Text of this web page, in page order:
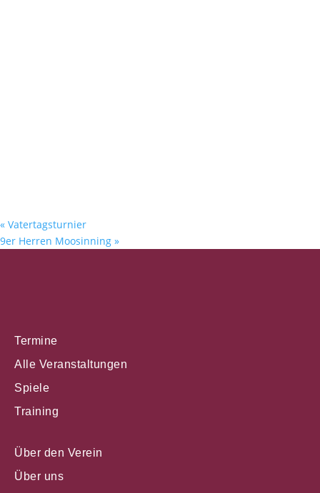
« Vatertagsturnier
9er Herren Moosinning »
Termine
Alle Veranstaltungen
Spiele
Training
Über den Verein
Über uns